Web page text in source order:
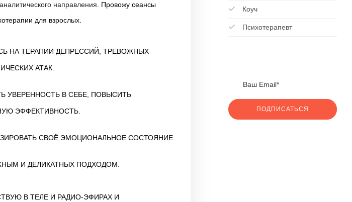
направления. Провожу сеансы
для взрослых.
НА ТЕРАПИИ ДЕПРЕССИЙ, ТРЕВОЖНЫХ
АТАК.
УВЕРЕННОСТЬ В СЕБЕ, ПОВЫСИТЬ
ЭФФЕКТИВНОСТЬ.
СВОЁ ЭМОЦИОНАЛЬНОЕ СОСТОЯНИЕ.
И ДЕЛИКАТНЫХ ПОДХОДОМ.
В ТЕЛЕ И РАДИО-ЭФИРАХ И
Коуч
Психотерапевт
ПОДПИСАТЬСЯ